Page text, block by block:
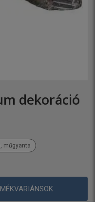
dekoráció
műgyanta